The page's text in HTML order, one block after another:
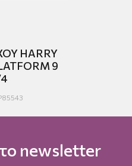
HARRY
9
newsletter